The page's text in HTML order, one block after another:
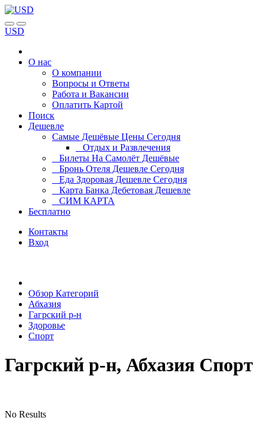
USD
О нас
О компании
Вопросы и Ответы
Работа и Вакансии
Оплатить Картой
Поиск
Дешевле
Самые Дешёвые Цены Сегодня
Отдых и Развлечения
Билеты На Самолёт Дешёвые
Бронь Отеля Дешевле Сегодня
Еда Здоровая Дешевле Сегодня
Карта Банка Дебетовая Дешевле
СИМ КАРТА
Бесплатно
Контакты
Вход
Обзор Категорий
Абхазия
Гагрский р-н
Здоровье
Спорт
Гагрский р-н, Абхазия Спорт
No Results